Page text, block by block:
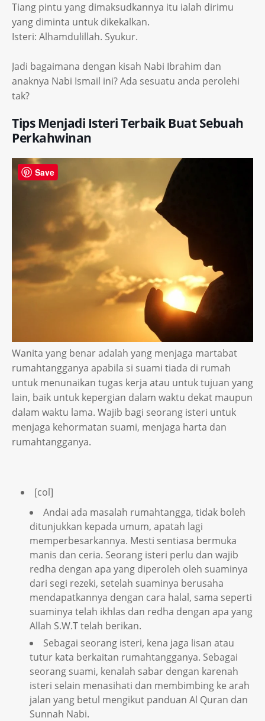
Tiang pintu yang dimaksudkannya itu ialah dirimu
yang diminta untuk dikekalkan.
Isteri: Alhamdulillah. Syukur.
Jadi bagaimana dengan kisah Nabi Ibrahim dan
anaknya Nabi Ismail ini? Ada sesuatu anda perolehi
tak?
Tips Menjadi Isteri Terbaik Buat Sebuah
Perkahwinan
Wanita yang benar adalah yang menjaga martabat
rumahtangganya apabila si suami tiada di rumah
untuk menunaikan tugas kerja atau untuk tujuan yang
lain, baik untuk kepergian dalam waktu dekat maupun
dalam waktu lama. Wajib bagi seorang isteri untuk
menjaga kehormatan suami, menjaga harta dan
rumahtangganya.
[col]
Andai ada masalah rumahtangga, tidak boleh
ditunjukkan kepada umum, apatah lagi
memperbesarkannya. Mesti sentiasa bermuka
manis dan ceria. Seorang isteri perlu dan wajib
redha dengan apa yang diperoleh oleh suaminya
dari segi rezeki, setelah suaminya berusaha
mendapatkannya dengan cara halal, sama seperti
suaminya telah ikhlas dan redha dengan apa yang
Allah S.W.T telah berikan.
Sebagai seorang isteri, kena jaga lisan atau
tutur kata berkaitan rumahtangganya. Sebagai
seorang suami, kenalah sabar dengan karenah
isteri selain menasihati dan membimbing ke arah
jalan yang betul mengikut panduan Al Quran dan
Sunnah Nabi.
Save